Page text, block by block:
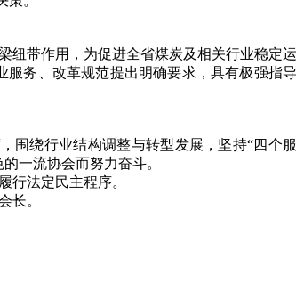
带作用，为促进全省煤炭及相关行业稳定运
务、改革规范提出明确要求，具有极强指导
绕行业结构调整与转型发展，坚持“四个服
一流协会而努力奋斗。
法定民主程序。
长。